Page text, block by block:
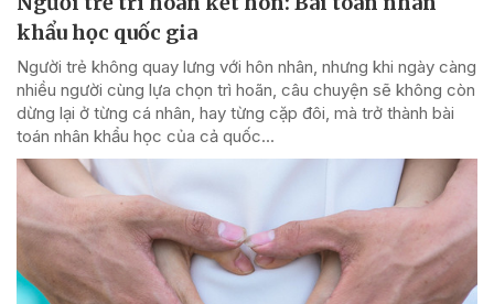
khẩu học quốc gia
Người trẻ không quay lưng với hôn nhân, nhưng khi ngày càng
nhiều người cùng lựa chọn trì hoãn, câu chuyện sẽ không còn
dừng lại ở từng cá nhân, hay từng cặp đôi, mà trở thành bài
toán nhân khẩu học của cả quốc...